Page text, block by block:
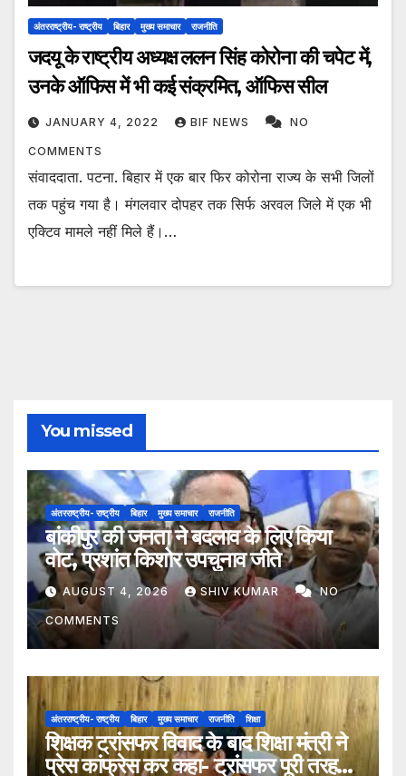
अंतरराष्ट्रीय- राष्ट्रीय बिहार मुख्य समाचार राजनीति
जदयू के राष्ट्रीय अध्यक्ष ललन सिंह कोरोना की चपेट में,
उनके ऑफिस में भी कई संक्रमित, ऑफिस सील
JANUARY 4, 2022 BIF NEWS NO
COMMENTS
संवाददाता. पटना. बिहार में एक बार फिर कोरोना राज्य के सभी जिलों
तक पहुंच गया है। मंगलवार दोपहर तक सिर्फ अरवल जिले में एक भी
एक्टिव मामले नहीं मिले हैं।…
You missed
अंतरराष्ट्रीय- राष्ट्रीय बिहार मुख्य समाचार राजनीति
बांकीपुर की जनता ने बदलाव के लिए किया
वोट, प्रशांत किशोर उपचुनाव जीते
AUGUST 4, 2026 SHIV KUMAR NO
COMMENTS
अंतरराष्ट्रीय- राष्ट्रीय बिहार मुख्य समाचार राजनीति शिक्षा
शिक्षक ट्रांसफर विवाद के बाद शिक्षा मंत्री ने
प्रेस कांफ्रेस कर कहा- ट्रांसफर पूरी तरह